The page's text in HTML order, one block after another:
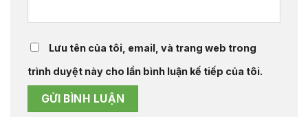
Lưu tên của tôi, email, và trang web trong
trình duyệt này cho lần bình luận kế tiếp của tôi.